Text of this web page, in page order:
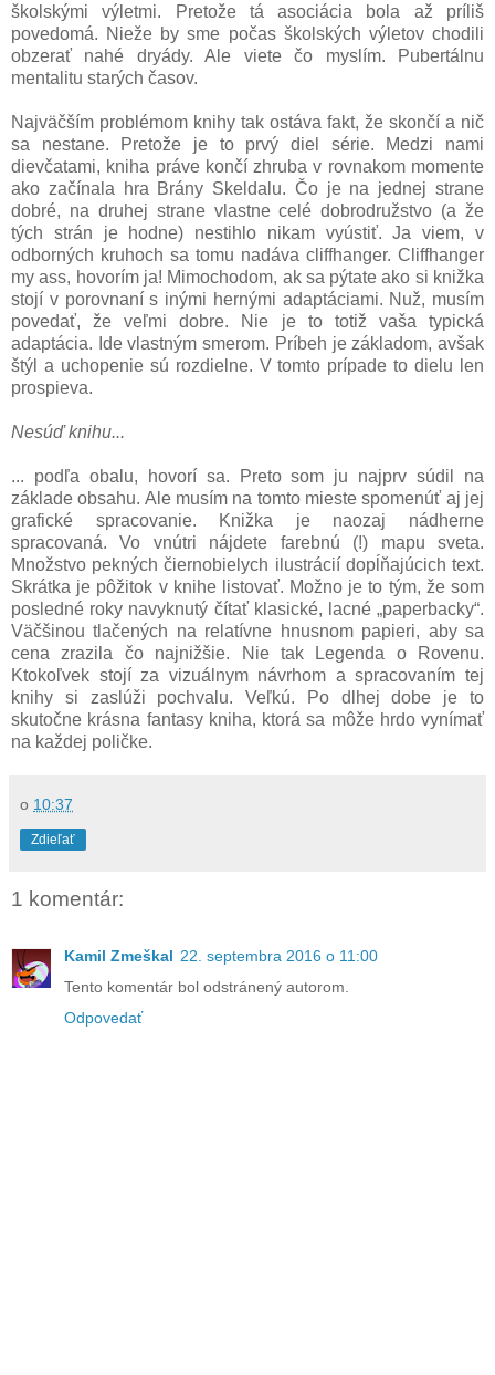
školskými výletmi. Pretože tá asociácia bola až príliš
povedomá. Nieže by sme počas školských výletov chodili
obzerať nahé dryády. Ale viete čo myslím. Pubertálnu
mentalitu starých časov.
Najväčším problémom knihy tak ostáva fakt, že skončí a nič
sa nestane. Pretože je to prvý diel série. Medzi nami
dievčatami, kniha práve končí zhruba v rovnakom momente
ako začínala hra Brány Skeldalu. Čo je na jednej strane
dobré, na druhej strane vlastne celé dobrodružstvo (a že
tých strán je hodne) nestihlo nikam vyústiť. Ja viem, v
odborných kruhoch sa tomu nadáva cliffhanger. Cliffhanger
my ass, hovorím ja! Mimochodom, ak sa pýtate ako si knižka
stojí v porovnaní s inými hernými adaptáciami. Nuž, musím
povedať, že veľmi dobre. Nie je to totiž vaša typická
adaptácia. Ide vlastným smerom. Príbeh je základom, avšak
štýl a uchopenie sú rozdielne. V tomto prípade to dielu len
prospieva.
Nesúď knihu...
... podľa obalu, hovorí sa. Preto som ju najprv súdil na
základe obsahu. Ale musím na tomto mieste spomenúť aj jej
grafické spracovanie. Knižka je naozaj nádherne
spracovaná. Vo vnútri nájdete farebnú (!) mapu sveta.
Množstvo pekných čiernobielych ilustrácií dopĺňajúcich text.
Skrátka je pôžitok v knihe listovať. Možno je to tým, že som
posledné roky navyknutý čítať klasické, lacné „paperbacky“.
Väčšinou tlačených na relatívne hnusnom papieri, aby sa
cena zrazila čo najnižšie. Nie tak Legenda o Rovenu.
Ktokoľvek stojí za vizuálnym návrhom a spracovaním tej
knihy si zaslúži pochvalu. Veľkú. Po dlhej dobe je to
skutočne krásna fantasy kniha, ktorá sa môže hrdo vynímať
na každej poličke.
o 10:37
Zdieľať
1 komentár:
Kamil Zmeškal 22. septembra 2016 o 11:00
Tento komentár bol odstránený autorom.
Odpovedať